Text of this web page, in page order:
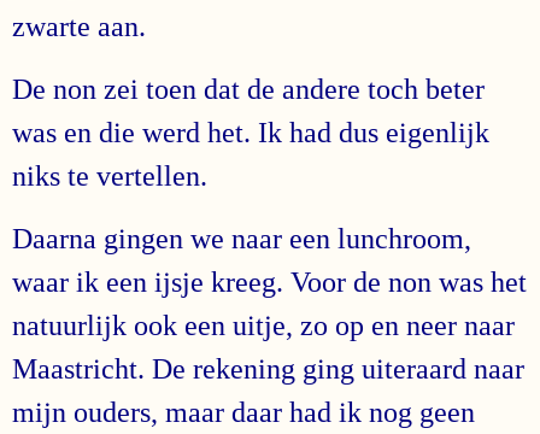
zwarte aan.
De non zei toen dat de andere toch beter
was en die werd het. Ik had dus eigenlijk
niks te vertellen.
Daarna gingen we naar een lunchroom,
waar ik een ijsje kreeg. Voor de non was het
natuurlijk ook een uitje, zo op en neer naar
Maastricht. De rekening ging uiteraard naar
mijn ouders, maar daar had ik nog geen